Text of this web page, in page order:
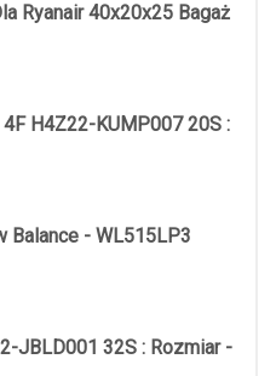
Ryanair 40x20x25 Bagaż
H4Z22-KUMP007 20S :
Balance - WL515LP3
JBLD001 32S : Rozmiar -